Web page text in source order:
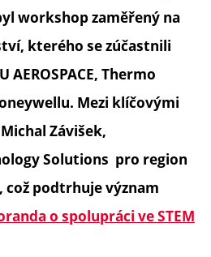
workshop zaměřený na
kterého se zúčastnili
Thermo
Mezi klíčovými
Závišek,
Solutions pro region
což podtrhuje význam
o spolupráci ve STEM